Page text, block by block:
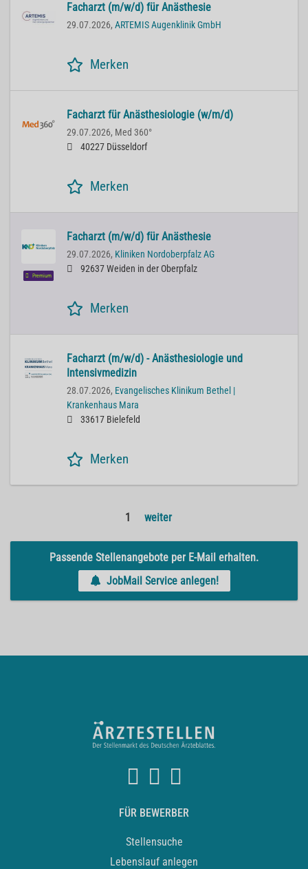
Facharzt (m/w/d) für Anästhesie
29.07.2026, ARTEMIS Augenklinik GmbH
Merken
Facharzt für Anästhesiologie (w/m/d)
29.07.2026, Med 360°
40227 Düsseldorf
Merken
Premium
Facharzt (m/w/d) für Anästhesie
29.07.2026, Kliniken Nordoberpfalz AG
92637 Weiden in der Oberpfalz
Merken
Facharzt (m/w/d) - Anästhesiologie und
Intensivmedizin
28.07.2026, Evangelisches Klinikum Bethel |
Krankenhaus Mara
33617 Bielefeld
Merken
1 weiter
Passende Stellenangebote per E-Mail erhalten.
JobMail Service anlegen!
FÜR BEWERBER
Stellensuche
Lebenslauf anlegen